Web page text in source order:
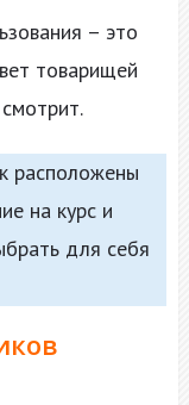
– это
товарищей
расположены
на курс и
для себя